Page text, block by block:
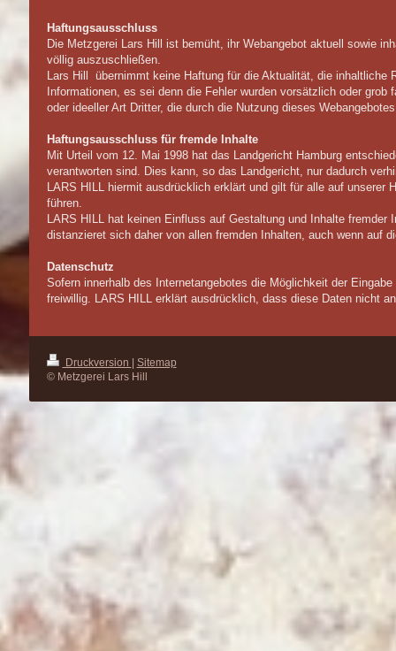
Haftungsausschluss
Die Metzgerei Lars Hill ist bemüht, ihr Webangebot aktuell sowie
völlig auszuschließen.
Lars Hill
übernimmt keine Haftung für die Aktualität, die inhaltliche
Informationen, es sei denn die Fehler wurden vorsätzlich oder
oder ideeller Art Dritter, die durch die Nutzung dieses
Haftungsausschluss für fremde Inhalte
Mit Urteil vom 12. Mai 1998 hat das Landgericht Hamburg
verantworten sind. Dies kann, so das Landgericht, nur dadurch
LARS HILL hiermit ausdrücklich erklärt und gilt für alle auf unserer
führen.
LARS HILL hat keinen Einfluss auf Gestaltung und Inhalte
distanzieret sich daher von allen fremden Inhalten, auch wenn auf
Datenschutz
Sofern innerhalb des Internetangebotes die Möglichkeit der
freiwillig. LARS HILL erklärt ausdrücklich, dass diese Daten nicht
Druckversion | Sitemap
© Metzgerei Lars Hill